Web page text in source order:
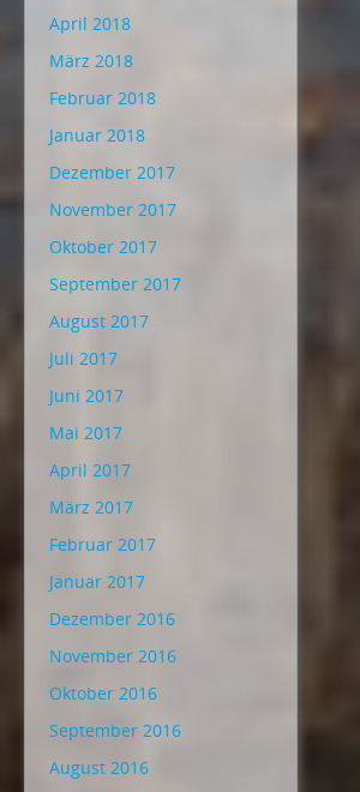
April 2018
März 2018
Februar 2018
Januar 2018
Dezember 2017
November 2017
Oktober 2017
September 2017
August 2017
Juli 2017
Juni 2017
Mai 2017
April 2017
März 2017
Februar 2017
Januar 2017
Dezember 2016
November 2016
Oktober 2016
September 2016
August 2016